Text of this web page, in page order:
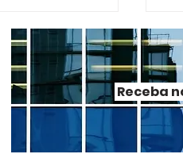
Receba